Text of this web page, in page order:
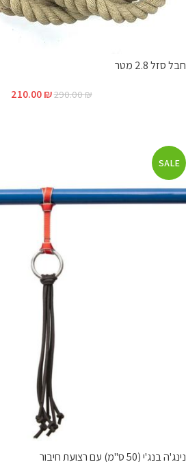
חבל סזל 2.8 מטר
290.00₪
210.00₪
SALE
נינג'ה בנג'י (50 ס"מ) עם רצועת חיבור